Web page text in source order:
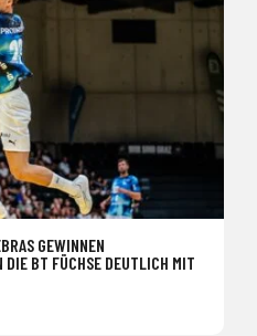
GEWINNEN
DIE BT FÜCHSE DEUTLICH MIT